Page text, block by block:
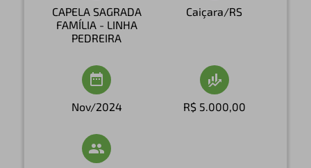
CAPELA SAGRADA
FAMÍLIA - LINHA
PEDREIRA
Caiçara/RS
Nov/2024 R$ 5.000,00